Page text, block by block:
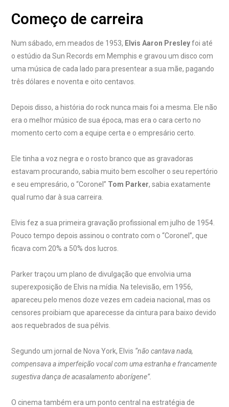
Começo de carreira
Num sábado, em meados de 1953, Elvis Aaron Presleyfoi até
o estúdio da Sun Records em Memphis e gravou um disco com
uma música de cada lado para presentear a sua mãe, pagando
três dólares e noventa e oito centavos.
Depois disso, a história do rock nunca mais foi a mesma. Ele não
era o melhor músico de sua época, mas era o cara certo no
momento certo com a equipe certa e o empresário certo.
Ele tinha a voz negra e o rosto branco que as gravadoras
estavam procurando, sabia muito bem escolher o seu repertório
e seu empresário, o “Coronel” Tom Parker, sabia exatamente
qual rumo dar à sua carreira.
Elvis fez a sua primeira gravação profissional em julho de 1954.
Pouco tempo depois assinou o contrato com o “Coronel”, que
ficava com 20% a 50% dos lucros.
Parker traçou um plano de divulgação que envolvia uma
superexposição de Elvis na mídia. Na televisão, em 1956,
apareceu pelo menos doze vezes em cadeia nacional, mas os
censores proibiam que aparecesse da cintura para baixo devido
aos requebrados de sua pélvis.
Segundo um jornal de Nova York, Elvis “não cantava nada,
compensava a imperfeição vocal com uma estranha e francamente
sugestiva dança de acasalamento aborígene”.
O cinema também era um ponto central na estratégia de